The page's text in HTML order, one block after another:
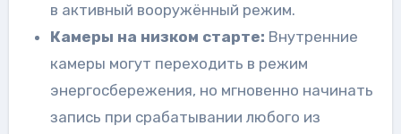
в активный вооружённый режим.
Камеры на низком старте: Внутренние
камеры могут переходить в режим
энергосбережения, но мгновенно начинать
запись при срабатывании любого из